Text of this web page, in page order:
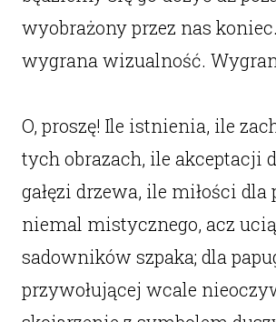
wyobrażony przez nas
wygrana wizualność.
O, proszę! Ile istnienia, ile
tych obrazach, ile akceptacji
gałęzi drzewa, ile miłości dla
niemal mistycznego, acz
sadowników szpaka; dla
przywołującej wcale